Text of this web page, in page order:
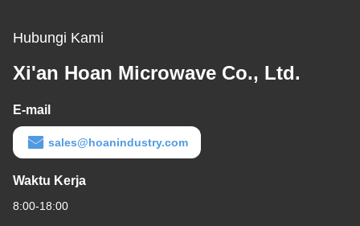
Hubungi Kami
Xi'an Hoan Microwave Co., Ltd.
E-mail
sales@hoanindustry.com
Waktu Kerja
8:00-18:00